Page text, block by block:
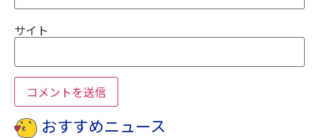
サイト
おすすめニュース